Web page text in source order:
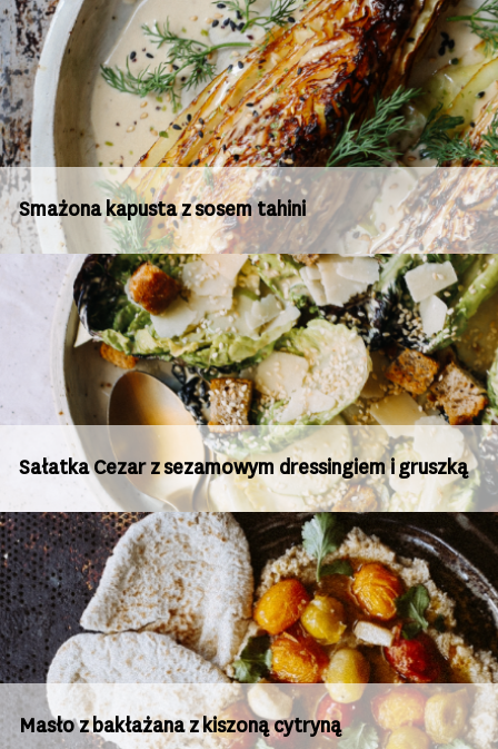
Smażona kapusta z sosem tahini
Sałatka Cezar z sezamowym dressingiem i gruszką
Masło z bakłażana z kiszoną cytryną